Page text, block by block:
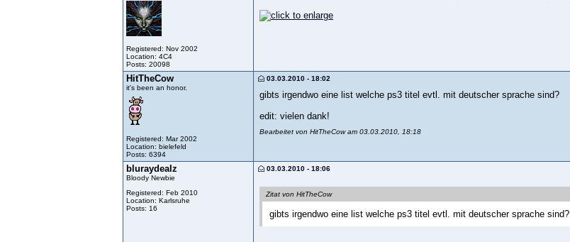
Registered: Nov 2002
Location: 4C4
Posts: 20098
HitTheCow
it's been an honor.
Registered: Mar 2002
Location: bielefeld
Posts: 6394
03.03.2010 - 18:02
gibts irgendwo eine list welche ps3 titel evtl. mit deutscher sprache sind?
edit: vielen dank!
Bearbeitet von HitTheCow am 03.03.2010, 18:18
bluraydealz
Bloody Newbie
Registered: Feb 2010
Location: Karlsruhe
Posts: 16
03.03.2010 - 18:06
Zitat von HitTheCow
gibts irgendwo eine list welche ps3 titel evtl. mit deutscher sprache sind?